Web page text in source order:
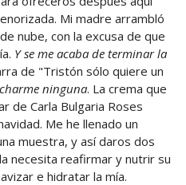
Mi madre arrambló
nube, con la excusa de que
Y se me acaba de terminar la
de "Tristón sólo quiere un
ninguna. La crema que
de Carla Bulgaria Roses
Me he llenado un
muestra, y así daros dos
necesita reafirmar y nutrir su
e hidratar la mía.